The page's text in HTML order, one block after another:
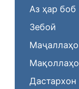
Аз ҳар боб
Зебоӣ
Маҷаллаҳо
Мақоллаҳо
Дастархон